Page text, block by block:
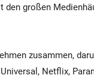
den großen
zusammen,
Netflix,